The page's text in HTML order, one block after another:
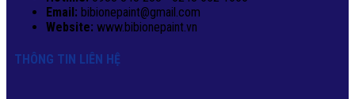
Email: bibionepaint@gmail.com
Website: www.bibionepaint.vn
THÔNG TIN LIÊN HỆ